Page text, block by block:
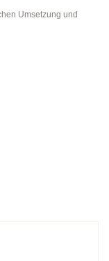
Umsetzung und